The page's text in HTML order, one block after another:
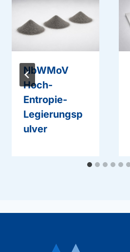
NbWMoV
Hoch-
Entropie-
Legierungsp
ulver